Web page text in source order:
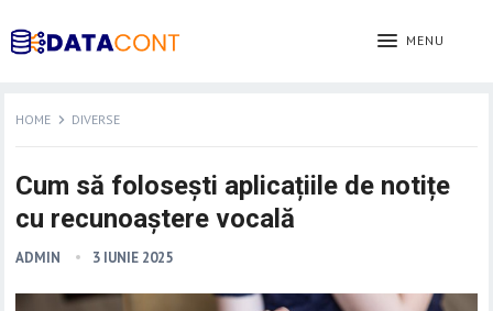
MENU
HOME DIVERSE
Cum să folosești aplicațiile de notițe
cu recunoaștere vocală
ADMIN 3 IUNIE 2025